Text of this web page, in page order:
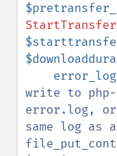
error_log
write to php-
error.log,
same log as